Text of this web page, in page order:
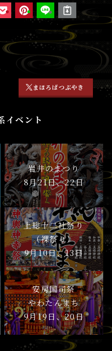
まほろばつぶやき
イベント
岩井のまつり
8月21日、22日
上総十二社祭り
（裸祭り）
9月10日、13日
安房国司祭
やわたんまち
9月19日、20日